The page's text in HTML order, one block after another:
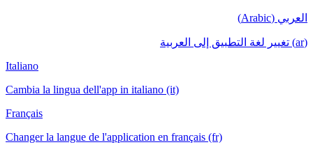
العربي (Arabic)
(ar) تغيير لغة التطبيق إلى العربية
Italiano
Cambia la lingua dell'app in italiano (it)
Français
Changer la langue de l'application en français (fr)